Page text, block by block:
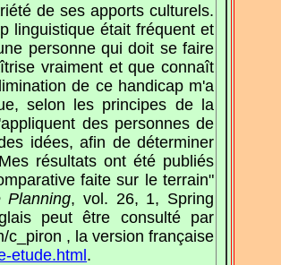
de ses apports culturels.
linguistique était fréquent et
personne qui doit se faire
vraiment et que connaît
de ce handicap m'a
selon les principes de la
des personnes de
idées, afin de déterminer
résultats ont été publiés
faite sur le terrain"
Planning, vol. 26, 1, Spring
peut être consulté par
c_piron , la version française
etude.html.